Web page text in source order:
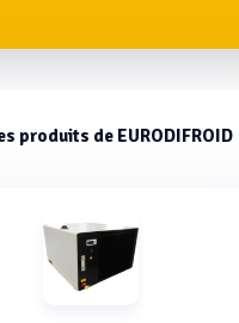
produits de EURODIFROID